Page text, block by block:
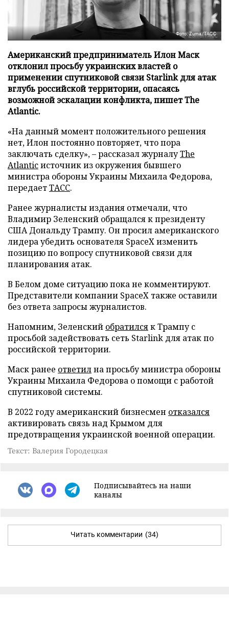
Фото: Zuma/ТАСС
Американский предприниматель Илон Маск
отклонил просьбу украинских властей о
применении спутниковой связи Starlink для атак
вглубь российской территории, опасаясь
возможной эскалации конфликта, пишет The
Atlantic.
«На данный момент положительного решения
нет, Илон постоянно повторяет, что пора
заключать сделку», – рассказал журналуThe
Atlanticисточник из окружения бывшего
министра обороны Украины Михаила Федорова,
передаетТАСС.
Ранее журналисты издания отмечали, что
Владимир Зеленский обращался к президенту
США Дональду Трампу. Он просил американского
лидера убедить основателя SpaceX изменить
позицию по вопросу спутниковой связи для
планирования атак.
В Белом доме ситуацию пока не комментируют.
Представители компании SpaceX также оставили
без ответа запросы журналистов.
Напомним, Зеленский обратилсяк Трампу с
просьбой задействовать сеть Starlink для атак по
российской территории.
Маск ранее ответилна просьбу министра обороны
Украины Михаила Федорова о помощи с работой
спутниковой системы.
В 2022 году американский бизнесмен отказался
активировать связь над Крымом для
предотвращения украинской военной операции.
Текст: Валерия Городецкая
Подписывайтесь на наши
каналы
Читать комментарии (34)